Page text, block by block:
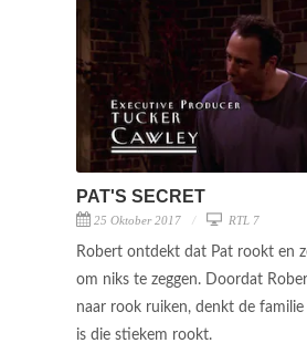
PAT'S SECRET
25 Oktober 2017 RTL 7
Robert ontdekt dat Pat rookt en
om niks te zeggen. Doordat
naar rook ruiken, denkt de
is die stiekem rookt.